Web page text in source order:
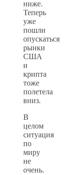
ниже.
Теперь
уже
пошли
опускаться
рынки
США
и
крипта
тоже
полетела
вниз.
В
целом
ситуация
по
миру
не
очень.